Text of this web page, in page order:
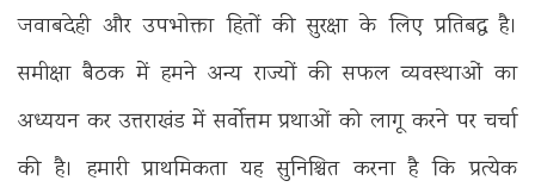
जवाबदेही और उपभोक्ता हितों की सुरक्षा के लिए प्रतिबद्ध है।
समीक्षा बैठक में हमने अन्य राज्यों की सफल व्यवस्थाओं का
अध्ययन कर उत्तराखंड में सर्वोत्तम प्रथाओं को लागू करने पर चर्चा
की है। हमारी प्राथमिकता यह सुनिश्चित करना है कि प्रत्येक